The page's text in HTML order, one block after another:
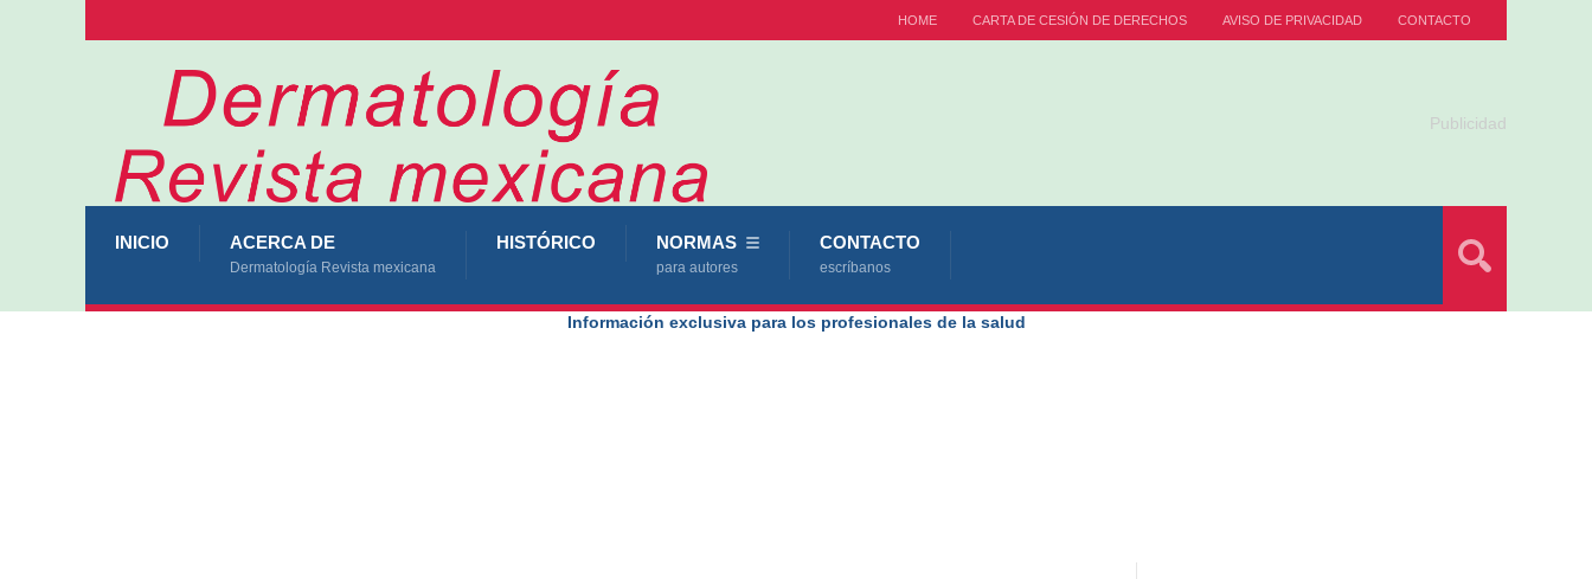
HOME CARTA DE CESIÓN DE DERECHOS AVISO DE PRIVACIDAD CONTACTO
Publicidad
INICIO ACERCA DE
Dermatología Revista mexicana
HISTÓRICO NORMAS
para autores
CONTACTO
escríbanos
Información exclusiva para los profesionales de la salud